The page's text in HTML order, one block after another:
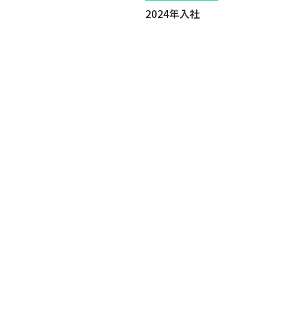
2024年入社